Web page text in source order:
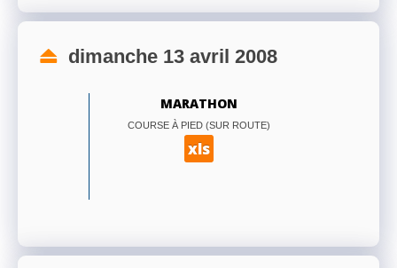
dimanche 13 avril 2008
MARATHON
COURSE À PIED (SUR ROUTE)
xls